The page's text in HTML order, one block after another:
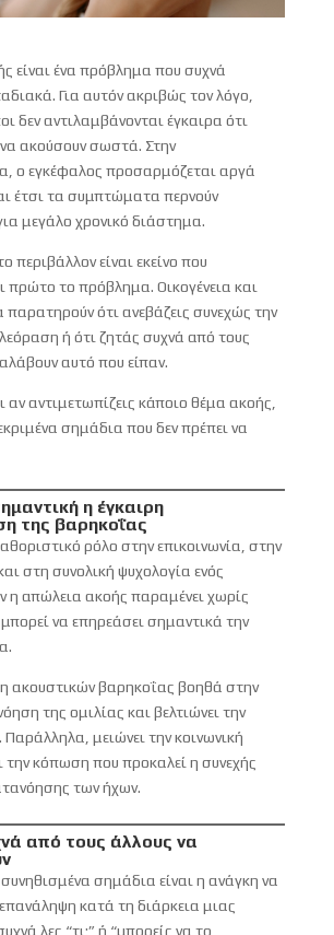
είναι ένα πρόβλημα που συχνά
Για αυτόν ακριβώς τον λόγο,
δεν αντιλαμβάνονται έγκαιρα ότι
ακούσουν σωστά. Στην
ο εγκέφαλος προσαρμόζεται αργά
έτσι τα συμπτώματα περνούν
μεγάλο χρονικό διάστημα.
περιβάλλον είναι εκείνο που
πρώτο το πρόβλημα. Οικογένεια και
παρατηρούν ότι ανεβάζεις συνεχώς την
ή ότι ζητάς συχνά από τους
αυτό που είπαν.
αντιμετωπίζεις κάποιο θέμα ακοής,
σημάδια που δεν πρέπει να
η έγκαιρη
της βαρηκοΐας
ρόλο στην επικοινωνία, στην
στη συνολική ψυχολογία ενός
η απώλεια ακοής παραμένει χωρίς
να επηρεάσει σημαντικά την
ακουστικών βαρηκοΐας βοηθά στην
της ομιλίας και βελτιώνει την
μειώνει την κοινωνική
κόπωση που προκαλεί η συνεχής
των ήχων.
από τους άλλους να
σημάδια είναι η ανάγκη να
κατά τη διάρκεια μιας
λες “τι;” ή “μπορείς να το